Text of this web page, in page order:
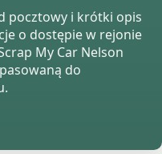
pocztowy i krótki opis
o dostępie w rejonie
My Car Nelson
do